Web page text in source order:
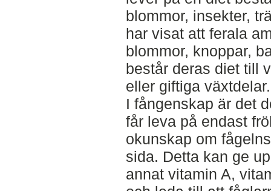
blommor, insekter,
har visat att ferala
blommor, knoppar,
består deras diet till
eller giftiga växtdelar.
I fångenskap är det
får leva på endast
okunskap om
sida. Detta kan ge
annat vitamin A,